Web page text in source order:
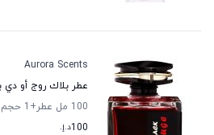
Aurora Scents
عطر بلاك روج أو دي
100 مل عطر
+1
حجم
100د.إ.